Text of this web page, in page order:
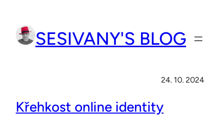
obsah
SESIVANY'S BLOG
24. 10. 2024
Křehkost online identity